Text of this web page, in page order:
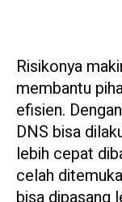
Risikonya
membantu
efisien.
DNS bisa
lebih cepat
celah